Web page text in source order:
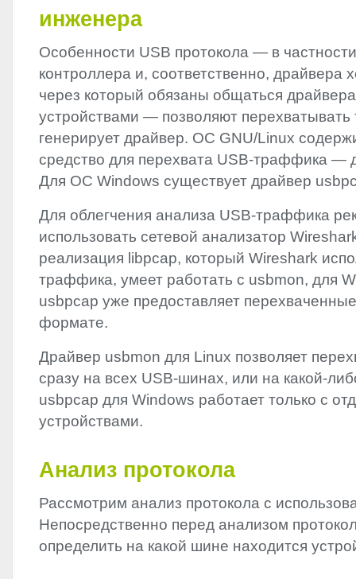
инженера
Особенности USB протокола — в
контроллера и, соответственно, драйвера
через который обязаны общаться
устройствами — позволяют
генерирует драйвер. ОС GNU/Linux
средство для перехвата USB-траффика —
Для ОС Windows существует драйвер
Для облегчения анализа USB-траффика
использовать сетевой анализатор
реализация libpcap, который Wireshark
траффика, умеет работать с usbmon, для
usbpcap уже предоставляет
формате.
Драйвер usbmon для Linux позволяет
сразу на всех USB-шинах, или на какой-
usbpcap для Windows работает только с
устройствами.
Анализ протокола
Рассмотрим анализ протокола с
Непосредственно перед анализом
определить на какой шине находится